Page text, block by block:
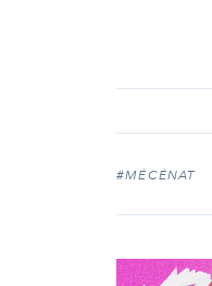
#MÉCÉNAT